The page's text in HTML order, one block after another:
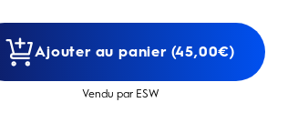
Ajouter au panier (45,00€)
Vendu par ESW